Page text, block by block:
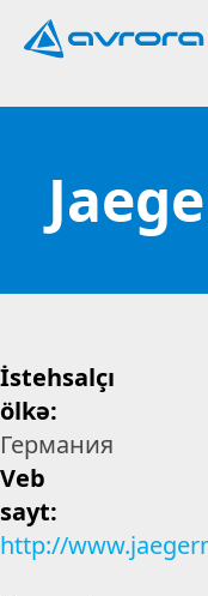
İstehsalçı
ölkə:
Германия
Veb
sayt:
http://